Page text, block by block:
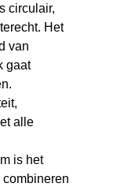
circulair,
Het
van
gaat
alle
is het